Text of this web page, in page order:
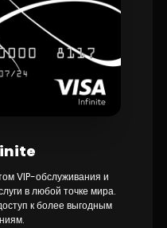
VIP-обслуживания и
в любой точке мира.
к более выгодным